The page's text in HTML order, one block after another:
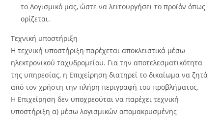
το Λογισμικό μας, ώστε να λειτουργήσει το προϊόν όπως
ορίζεται.
Τεχνική υποστήριξη
Η τεχνική υποστήριξη παρέχεται αποκλειστικά μέσω
ηλεκτρονικού ταχυδρομείου. Για την αποτελεσματικότητα
της υπηρεσίας, η Επιχείρηση διατηρεί το δικαίωμα να ζητά
από τον χρήστη την πλήρη περιγραφή του προβλήματος.
Η Επιχείρηση δεν υποχρεούται να παρέχει τεχνική
υποστήριξη α) μέσω λογισμικών απομακρυσμένης